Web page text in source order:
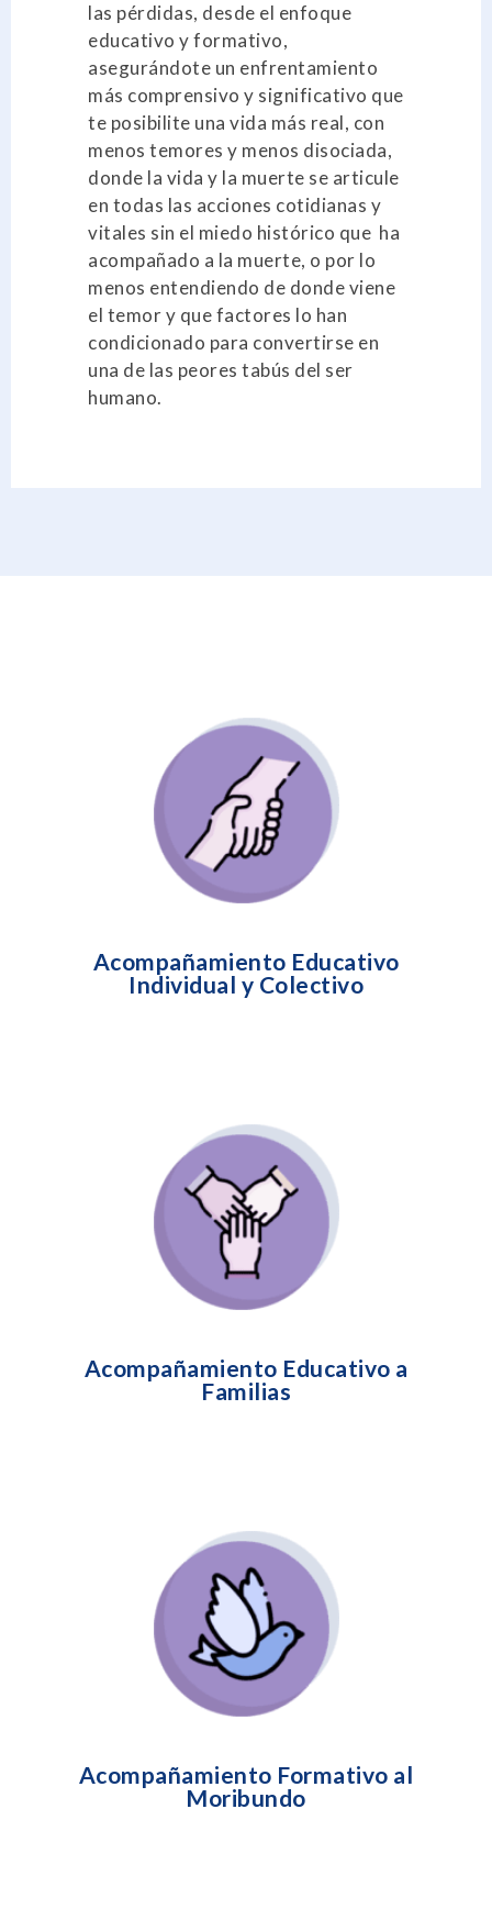
las pérdidas, desde el enfoque
educativo y formativo,
asegurándote un enfrentamiento
más comprensivo y significativo que
te posibilite una vida más real, con
menos temores y menos disociada,
donde la vida y la muerte se articule
en todas las acciones cotidianas y
vitales sin el miedo histórico que ha
acompañado a la muerte, o por lo
menos entendiendo de donde viene
el temor y que factores lo han
condicionado para convertirse en
una de las peores tabús del ser
humano.
Acompañamiento Educativo
Individual y Colectivo
A personas y/o grupos, que tienen la vivencia
de una pérdida significativa, con estrategias
educativas y pedagógicas preventivas y
paliativas para enfrentar dichas pérdidas
Acompañamiento Educativo a
Familias
Programas educativos dirigidos a las familias,
para que puedan enfrentar las pérdidas de
manera formativa
Acompañamiento Formativo al
Moribundo
Conversaciones y diálogos formativos que
ayuden a las personas a enfrentar el final de la
vida con las condiciones que para ellas sean
las adecuadas.
(Dignificación de la muerte y
su enfrentamiento)